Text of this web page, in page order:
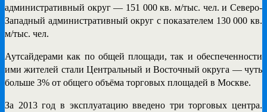
административный округ — 151 000 кв. м/тыс. чел. и Северо-
Западный административный округ с показателем 130 000 кв.
м/тыс. чел.
Аутсайдерами как по общей площади, так и обеспеченности
ими жителей стали Центральный и Восточный округа — чуть
больше 3% от общего объёма торговых площадей в Москве.
За 2013 год в эксплуатацию введено три торговых центра.